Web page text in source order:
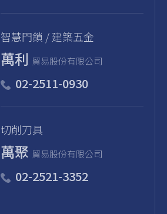
智慧門鎖 / 建築五金
萬利 貿易股份有限公司
02-2511-0930
切削刀具
萬聚 貿易股份有限公司
02-2521-3352